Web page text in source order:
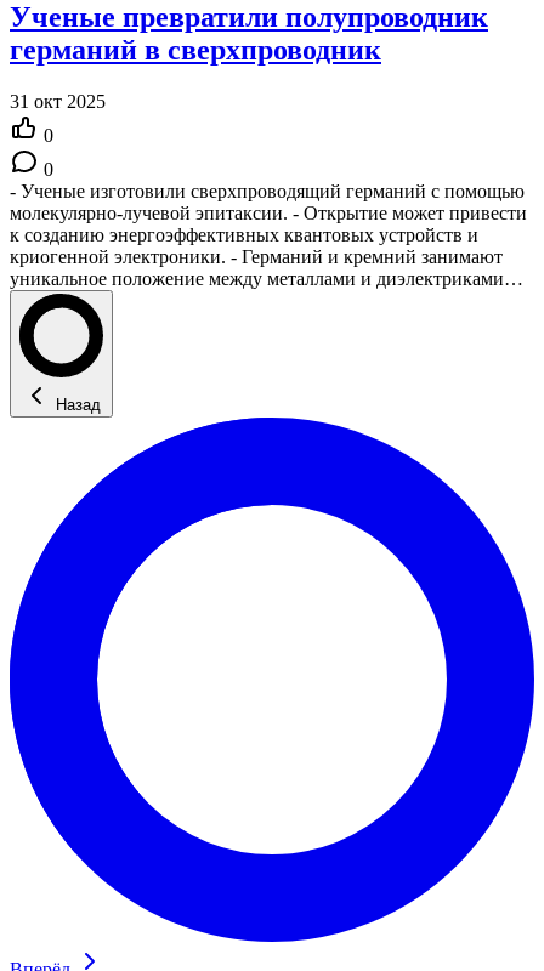
Ученые превратили полупроводник
германий в сверхпроводник
31 окт 2025
0
0
- Ученые изготовили сверхпроводящий германий с помощью
молекулярно-лучевой эпитаксии. - Открытие может привести
к созданию энергоэффективных квантовых устройств и
криогенной электроники. - Германий и кремний занимают
уникальное положение между металлами и диэлектриками…
Назад